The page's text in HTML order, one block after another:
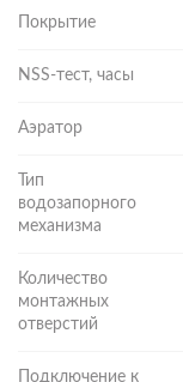
В Cersanit
проходят сырьё и
элементов и
Покрытие
NSS-тест, часы
Аэратор
Тип
водозапорного
механизма
Количество
монтажных
отверстий
Подключение к